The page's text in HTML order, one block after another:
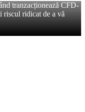
tranzacționează CFD-
riscul ridicat de a vă